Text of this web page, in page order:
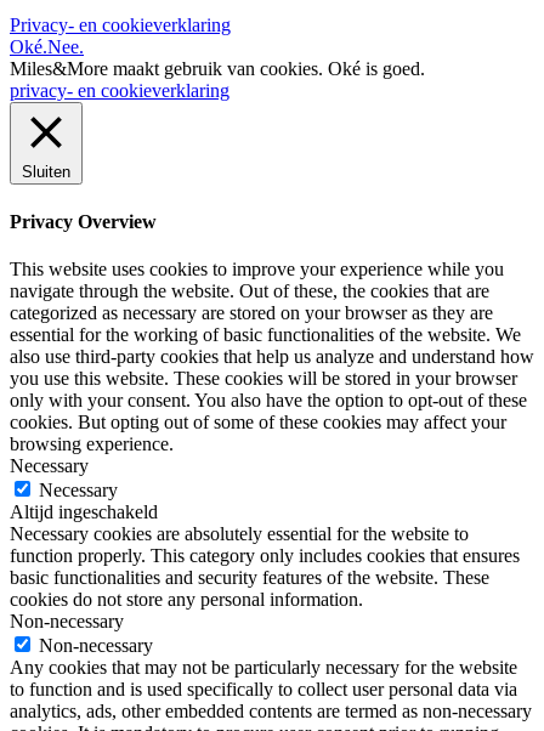
Privacy- en cookieverklaring
Oké.Nee.
Miles&More maakt gebruik van cookies. Oké is goed.
privacy- en cookieverklaring
Sluiten
Privacy Overview
This website uses cookies to improve your experience while you
navigate through the website. Out of these, the cookies that are
categorized as necessary are stored on your browser as they are
essential for the working of basic functionalities of the website. We
also use third-party cookies that help us analyze and understand how
you use this website. These cookies will be stored in your browser
only with your consent. You also have the option to opt-out of these
cookies. But opting out of some of these cookies may affect your
browsing experience.
Necessary
Necessary
Altijd ingeschakeld
Necessary cookies are absolutely essential for the website to
function properly. This category only includes cookies that ensures
basic functionalities and security features of the website. These
cookies do not store any personal information.
Non-necessary
Non-necessary
Any cookies that may not be particularly necessary for the website
to function and is used specifically to collect user personal data via
analytics, ads, other embedded contents are termed as non-necessary